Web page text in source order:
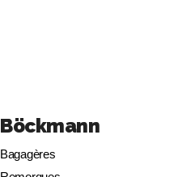
Böckmann
Bagagères